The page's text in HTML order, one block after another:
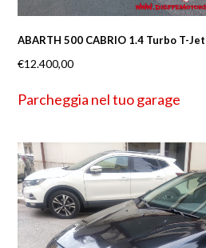
ABARTH 500 CABRIO 1.4 Turbo T-
€12.400,00
Parcheggia nel tuo garage